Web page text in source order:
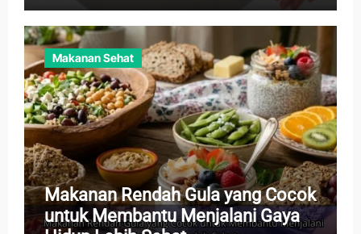
Makanan Sehat
Makanan Rendah Gula yang Cocok
untuk Membantu Menjalani Gaya